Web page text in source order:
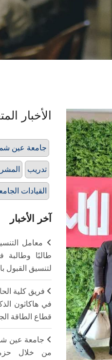
الأخبار
جامعة عين
تدريب
القيادات
آخر الأخبار
طالبًا وطالبة
لتنسيق القبول
فريق كلية
في هاكاثون
قطاع الطاقة
جامعة عين
من خلال